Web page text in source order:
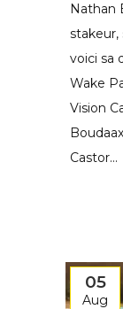
Nathan
stakeur,
voici sa
Wake
Vision
Castor...
05
Aug